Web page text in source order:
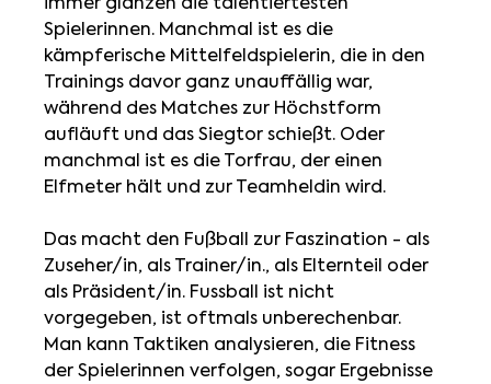
Spielerinnen. Manchmal ist es die
kämpferische Mittelfeldspielerin, die in den
Trainings davor ganz unauffällig war,
während des Matches zur Höchstform
aufläuft und das Siegtor schießt. Oder
manchmal ist es die Torfrau, der einen
Elfmeter hält und zur Teamheldin wird.
Das macht den Fußball zur Faszination - als
Zuseher/in, als Trainer/in., als Elternteil oder
als Präsident/in. Fussball ist nicht
vorgegeben, ist oftmals unberechenbar.
Man kann Taktiken analysieren, die Fitness
der Spielerinnen verfolgen, sogar Ergebnisse